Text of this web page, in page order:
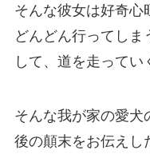
そんな彼女は好奇心
どんどん行ってし
して、道を走ってい
そんな我が家の愛犬
後の顛末をお伝えし